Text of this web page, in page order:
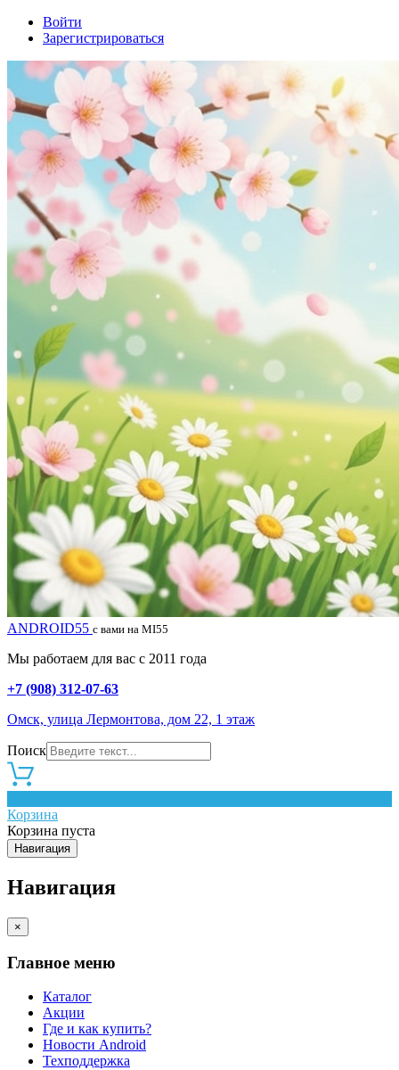
Войти
Зарегистрироваться
ANDROID55 с вами на MI55
Мы работаем для вас с 2011 года
+7 (908) 312-07-63
Омск, улица Лермонтова, дом 22, 1 этаж
Поиск
Корзина
Корзина пуста
Навигация
Навигация
×
Главное меню
Каталог
Акции
Где и как купить?
Новости Android
Техподдержка